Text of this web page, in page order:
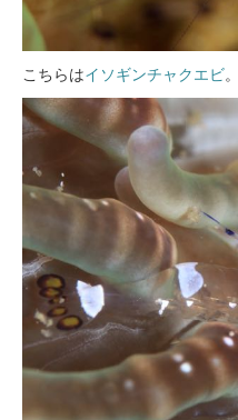
こちらはイソギンチャクエビ。